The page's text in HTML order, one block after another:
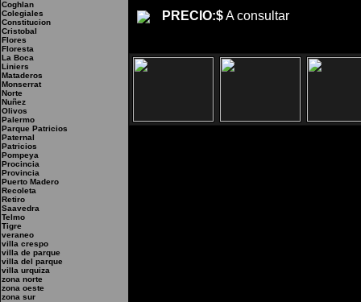
Coghlan
Colegiales
Constitucion
Cristobal
Flores
Floresta
La Boca
Liniers
Mataderos
Monserrat
Norte
Nuñez
Olivos
Palermo
Parque Patricios
Paternal
Patricios
Pompeya
Procincia
Provincia
Puerto Madero
Recoleta
Retiro
Saavedra
Telmo
Tigre
veraneo
villa crespo
villa de parque
villa del parque
villa urquiza
zona norte
zona oeste
zona sur
PRECIO:$A consultar